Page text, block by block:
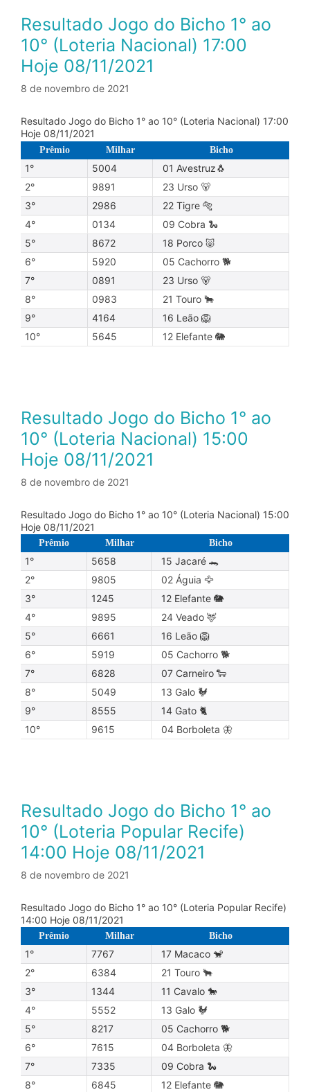
Resultado Jogo do Bicho 1° ao
10° (Loteria Nacional) 17:00
Hoje 08/11/2021
8 de novembro de 2021
Resultado Jogo do Bicho 1° ao 10° (Loteria Nacional) 17:00
Hoje 08/11/2021
Prêmio Milhar Bicho
1° 5004
01 Avestruz🐧
2°
9891
23 Urso 🐻
3°
2986
22 Tigre 🐅
4°
0134
09 Cobra 🐍
5°
8672
18 Porco 🐷
6°
5920
05 Cachorro 🐕
7°
0891
23 Urso 🐻
8°
0983
21 Touro 🐂
9°
4164
16 Leão 🦁
10°
5645 12 Elefante 🐘
Resultado Jogo do Bicho 1° ao
10° (Loteria Nacional) 15:00
Hoje 08/11/2021
8 de novembro de 2021
Resultado Jogo do Bicho 1° ao 10° (Loteria Nacional) 15:00
Hoje 08/11/2021
Prêmio Milhar Bicho
1° 5658
15 Jacaré 🐊
2°
9805
02 Águia 🦅
3°
1245
12 Elefante 🐘
4°
9895
24 Veado 🦌
5°
6661
16 Leão 🦁
6°
5919
05 Cachorro 🐕
7°
6828
07 Carneiro 🐑
8°
5049
13 Galo 🐓
9°
8555
14 Gato 🐈
10°
9615 04 Borboleta 🦋
Resultado Jogo do Bicho 1° ao
10° (Loteria Popular Recife)
14:00 Hoje 08/11/2021
8 de novembro de 2021
Resultado Jogo do Bicho 1° ao 10° (Loteria Popular Recife)
14:00 Hoje 08/11/2021
Prêmio Milhar Bicho
1° 7767
17 Macaco 🐒
2°
6384
21 Touro 🐂
3°
1344
11 Cavalo 🐎
4°
5552
13 Galo 🐓
5°
8217
05 Cachorro 🐕
6°
7615
04 Borboleta 🦋
7°
7335
09 Cobra 🐍
8°
6845
12 Elefante 🐘